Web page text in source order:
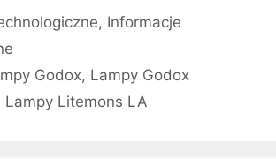
, Informacje
Godox, Lampy Godox
Lampy Litemons LA